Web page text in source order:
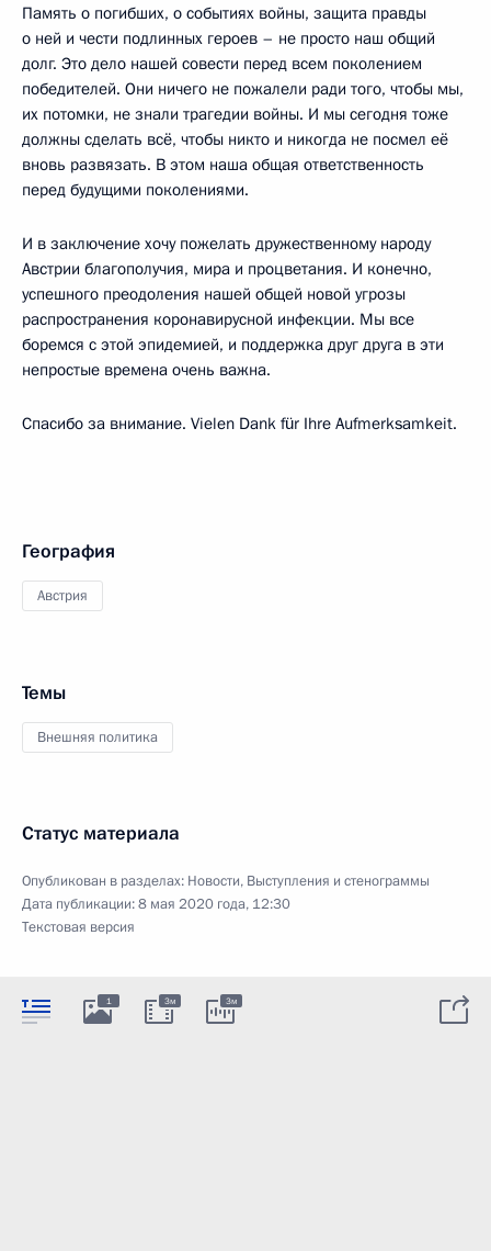
Память о погибших, о событиях войны, защита правды
о ней и чести подлинных героев – не просто наш общий
долг. Это дело нашей совести перед всем поколением
победителей. Они ничего не пожалели ради того, чтобы мы,
их потомки, не знали трагедии войны. И мы сегодня тоже
должны сделать всё, чтобы никто и никогда не посмел её
вновь развязать. В этом наша общая ответственность
перед будущими поколениями.
И в заключение хочу пожелать дружественному народу
Австрии благополучия, мира и процветания. И конечно,
успешного преодоления нашей общей новой угрозы
распространения коронавирусной инфекции. Мы все
боремся с этой эпидемией, и поддержка друг друга в эти
непростые времена очень важна.
Спасибо за внимание. Vielen Dank für Ihre Aufmerksamkeit.
География
Австрия
Темы
Внешняя политика
Статус материала
Опубликован в разделах: Новости, Выступления и стенограммы
Дата публикации:8 мая 2020 года, 12:30
Текстовая версия
1 3м 3м